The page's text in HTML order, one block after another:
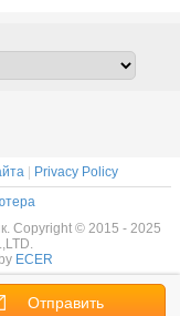
Отправить
|
Privacy Policy
Copyright © 2015 - 2025
ECER